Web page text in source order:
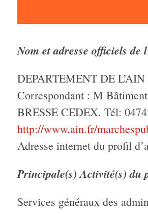
Nom et adresse officiels de
DEPARTEMENT DE
Correspondant : M
BRESSE CEDEX. Tél:
http://www.ain.fr/
Adresse internet du profil
Principale(s) Activité(s) du
Services généraux des